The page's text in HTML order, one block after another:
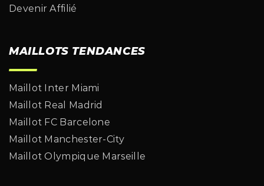
Devenir Affilié
MAILLOTS TENDANCES
Maillot Inter Miami
Maillot Real Madrid
Maillot FC Barcelone
Maillot Manchester-City
Maillot Olympique Marseille